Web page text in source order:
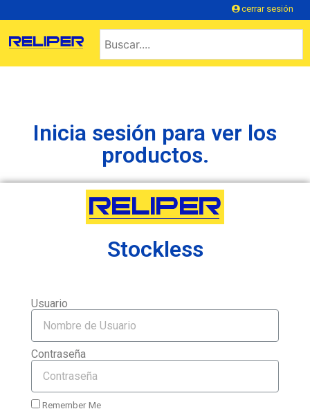
cerrar sesión
Inicia sesión para ver los
productos.
Stockless
Usuario
Contraseña
Remember Me